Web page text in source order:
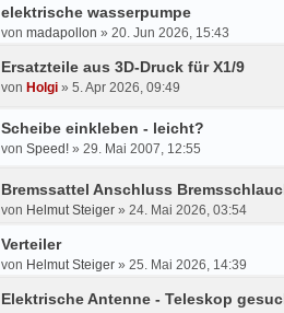
elektrische wasserpumpe
von madapollon » 20. Jun 2026, 15:43
Ersatzteile aus 3D-Druck für X1/9
von Holgi » 5. Apr 2026, 09:49
Scheibe einkleben - leicht?
von Speed! » 29. Mai 2007, 12:55
Bremssattel Anschluss
von Helmut Steiger » 24. Mai 2026, 03:54
Verteiler
von Helmut Steiger » 25. Mai 2026, 14:39
Elektrische Antenne - Teleskop